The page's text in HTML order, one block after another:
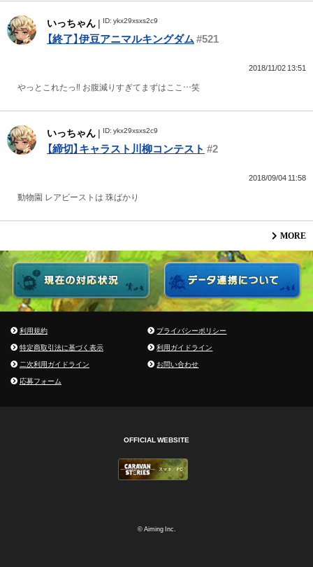
いっちゃん | ID: ykx29xsxs2c9
【終了】伊豆アニマルキングダム#521
2018/11/02 13:51
やっとこれたっ‼️ お腹減りすぎてまずはここ…笑
いっちゃん | ID: ykx29xsxs2c9
【締切】キャラスト川柳コンテスト #2
2018/09/04 11:58
動物園 レアビーストは 珠ばかり
MORE
利用規約
プライバシーポリシー
特定商取引法に基づく表示
利用ガイドライン
二次利用ガイドライン
お問い合わせ
応募フォーム
OFFICIAL WEBSITE
© Aiming Inc.